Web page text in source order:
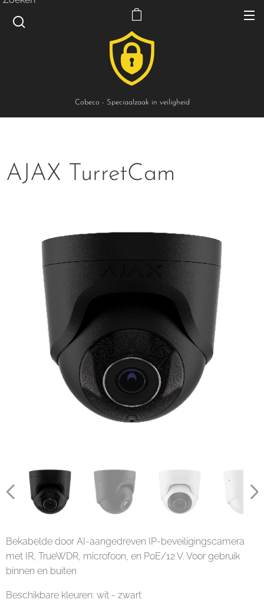
Cobeco - Speciaalzaak in veiligheid
AJAX TurretCam
Bekabelde door AI-aangedreven IP-beveiligingscamera
met IR, TrueWDR, microfoon, en PoE/12 V. Voor gebruik
binnen en buiten
Beschikbare kleuren: wit - zwart